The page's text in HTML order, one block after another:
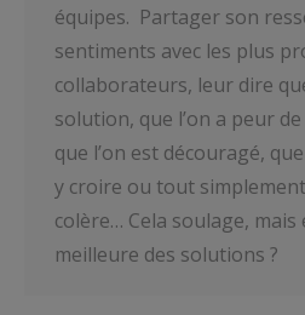
équipes. Partager son
sentiments avec les plus
collaborateurs, leur dire
solution, que l’on a peur
que l’on est découragé,
y croire ou tout
colère… Cela soulage,
meilleure des solutions ?